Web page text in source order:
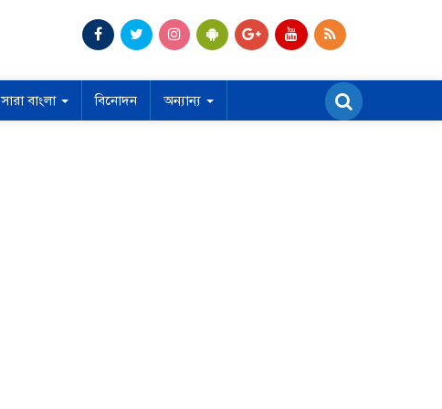
সারা বাংলা বিনোদন অন্যান্য